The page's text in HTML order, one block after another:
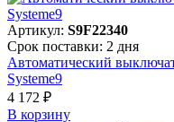
Артикул: S9F22340
Срок поставки: 2 дня
Автоматический
Systeme9
4 172 ₽
В корзинy